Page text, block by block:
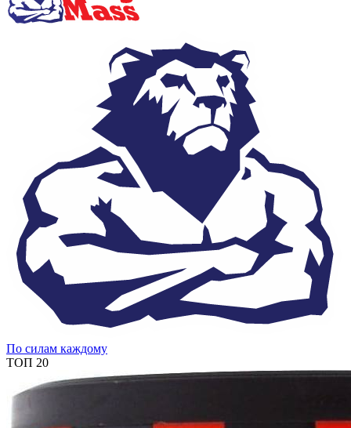
По силам каждому
ТОП 20